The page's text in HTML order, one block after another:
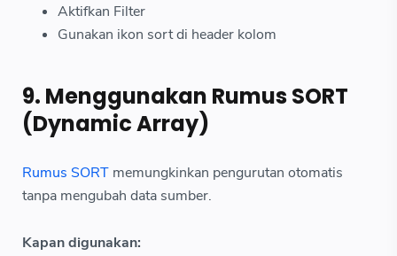
Aktifkan Filter
Gunakan ikon sort di header kolom
9. Menggunakan Rumus SORT
(Dynamic Array)
Rumus SORT memungkinkan pengurutan otomatis
tanpa mengubah data sumber.
Kapan digunakan: